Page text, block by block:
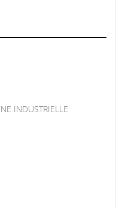
INDUSTRIELLE